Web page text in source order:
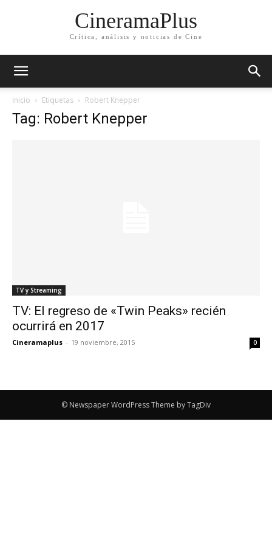
CineramaPlus
Crítica, análisis y noticias de Cine
Inicio Etiquetas Robert Knepper
Tag: Robert Knepper
TV y Streaming
TV: El regreso de «Twin Peaks» recién
ocurrirá en 2017
Cineramaplus - 19 noviembre, 2015 0
© Newspaper WordPress Theme by TagDiv